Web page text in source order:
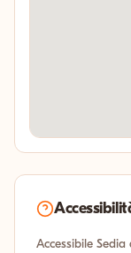
Accessibile